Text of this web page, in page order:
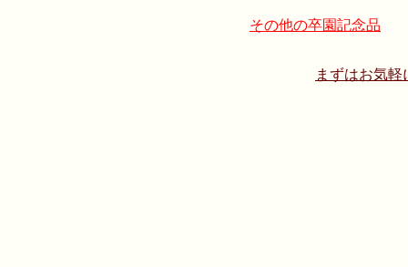
その他の卒園記念品
まずはお気